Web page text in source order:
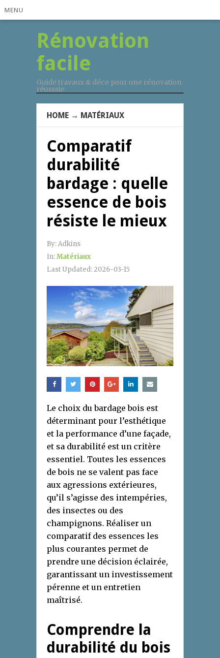
MENU
Rénovation
facile
Guide travaux & déco pour une rénovation
réusssie
HOME → MATÉRIAUX
Comparatif
durabilité
bardage : quelle
essence de bois
résiste le mieux
By:Adkins
In:Matériaux
Last Updated:2026-03-15
Le choix du bardage bois est
déterminant pour l’esthétique
et la performance d’une façade,
et sa durabilité est un critère
essentiel. Toutes les essences
de bois ne se valent pas face
aux agressions extérieures,
qu’il s’agisse des intempéries,
des insectes ou des
champignons. Réaliser un
comparatif des essences les
plus courantes permet de
prendre une décision éclairée,
garantissant un investissement
pérenne et un entretien
maîtrisé.
Comprendre la
durabilité du bois